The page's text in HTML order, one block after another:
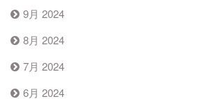
9月 2024
8月 2024
7月 2024
6月 2024